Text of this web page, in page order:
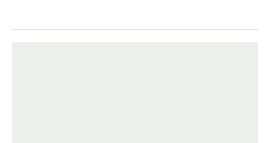
038828, dando ao proprietário do papel a